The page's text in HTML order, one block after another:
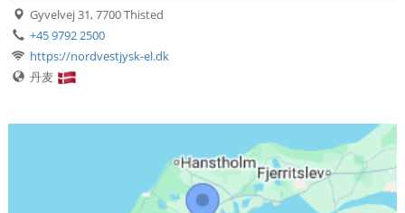
Gyvelvej 31, 7700 Thisted
+45 9792 2500
https://nordvestjysk-el.dk
丹麦